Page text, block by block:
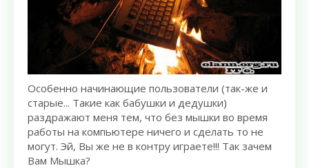
Особенно начинающие пользователи (так-же и
старые... Такие как бабушки и дедушки)
раздражают меня тем, что без мышки во время
работы на компьютере ничего и сделать то не
могут. Эй, Вы же не в контру играете!!! Так зачем
Вам Мышка?